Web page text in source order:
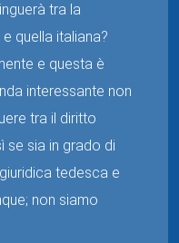
tra la
quella italiana?
e questa è
interessante non
tra il diritto
se sia in grado di
tedesca e
non siamo